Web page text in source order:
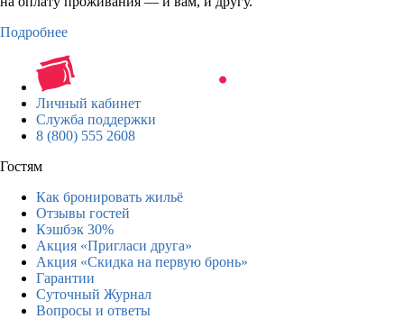
Подробнее
Личный кабинет
Служба поддержки
8 (800) 555 2608
Гостям
Как бронировать жильё
Отзывы гостей
Кэшбэк 30%
Акция «Пригласи друга»
Акция «Скидка на первую бронь»
Гарантии
Суточный Журнал
Вопросы и ответы